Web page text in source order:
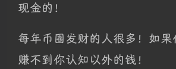
现金的！
每年币圈发财的人很多！如
赚不到你认知以外的钱！